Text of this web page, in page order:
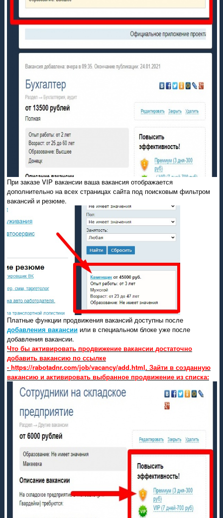
При заказе VIP вакансии ваша вакансия отображается
дополнительно на всех страницах сайта под поисковым фильтром
вакансий и резюме.
Платные функции продвижения вакансий доступны после
добавления вакансииили в специальном блоке уже после
добавления вакансии.
Что бы активировать продвижение вакансии достаточно
добавить вакансию по ссылке
- https://rabotadnr.com/job/vacancy/add.html. Зайти в созданную
вакансию и активировать выбранное продвижение из списка: